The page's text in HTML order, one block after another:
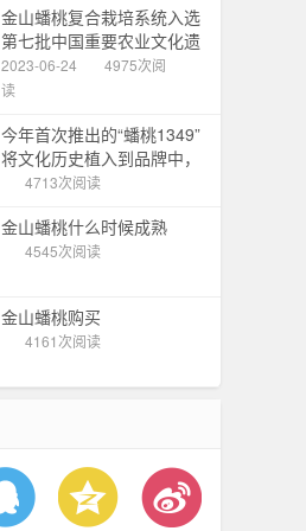
金山蟠桃复合栽培系统入选
第七批中国重要农业文化遗
产
2023-06-24
4975次阅
读
今年首次推出的“蟠桃1349”
将文化历史植入到品牌中，
金山蟠桃节拉开帷幕
4713次阅读
金山蟠桃什么时候成熟
4545次阅读
金山蟠桃购买
4161次阅读